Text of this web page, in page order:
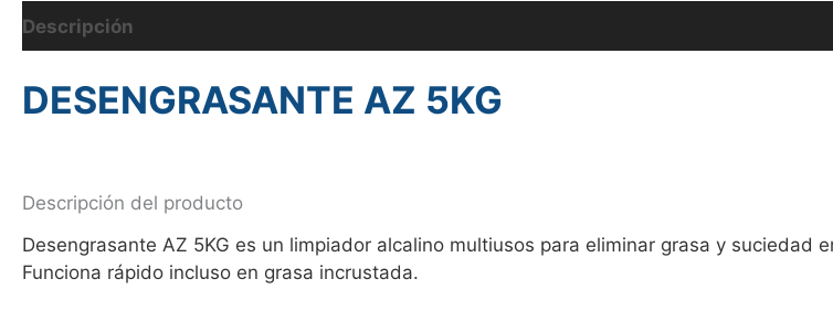
Descripción
DESENGRASANTE AZ 5KG
Descripción del producto
Desengrasante AZ 5KG es un limpiador alcalino multiusos para eliminar grasa y
Funciona rápido incluso en grasa incrustada.